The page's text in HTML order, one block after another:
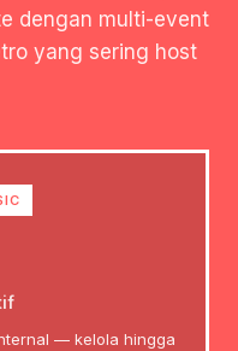
dengan multi-event
yang sering host
— kelola hingga